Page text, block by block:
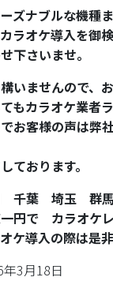
ズナブルな機種
ラオケ導入を御
下さいませ。
いませんので、
もカラオケ業者
お客様の声は弊
ております。
千葉 埼玉
円で カラオケ
ケ導入の際は是
3月18日